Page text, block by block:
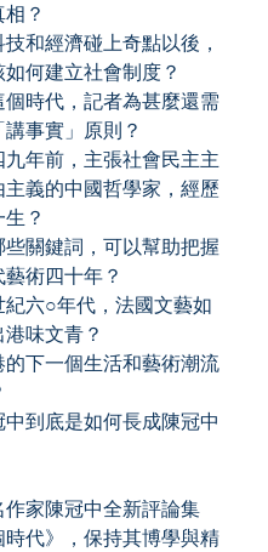
？
經濟碰上奇點以後，
何建立社會制度？
代，記者為甚麼還需
事實」原則？
前，主張社會民主主
義的中國哲學家，經歷
？
鍵詞，可以幫助把握
術四十年？
六○年代，法國文藝如
味文青？
一個生活和藝術潮流
底是如何長成陳冠中
家陳冠中全新評論集
時代》，保持其博學與精